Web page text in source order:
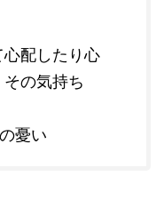
配したり心
の気持ち
憂い